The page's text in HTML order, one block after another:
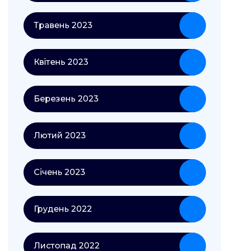
Травень 2023
Квітень 2023
Березень 2023
Лютий 2023
Січень 2023
Грудень 2022
Листопад 2022